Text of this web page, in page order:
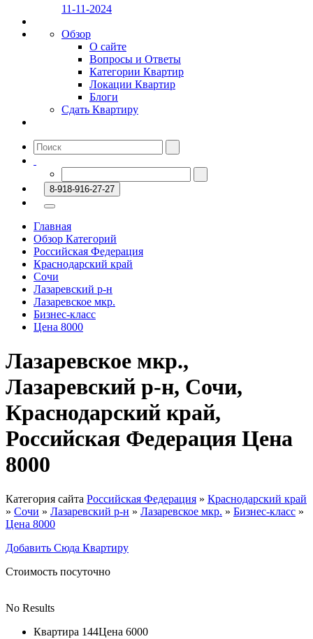
11-11-2024
Обзор
О сайте
Вопросы и Ответы
Категории Квартир
Локации Квартир
Блоги
Сдать Квартиру
8-918-916-27-27
Главная
Обзор Категорий
Российская Федерация
Краснодарский край
Сочи
Лазаревский р-н
Лазаревское мкр.
Бизнес-класс
Цена 8000
Лазаревское мкр.,
Лазаревский р-н, Сочи,
Краснодарский край,
Российская Федерация Цена
8000
Категория сайта Российская Федерация » Краснодарский край
» Сочи » Лазаревский р-н » Лазаревское мкр. » Бизнес-класс »
Цена 8000
Добавить Сюда Квартиру
Стоимость посуточно
No Results
Квартира 144Цена 6000